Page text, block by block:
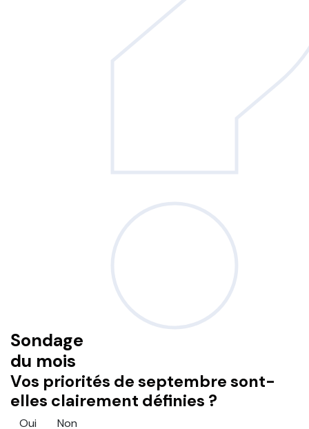
Sondage
du mois
Vos priorités de septembre sont-
elles clairement définies ?
Oui
Non